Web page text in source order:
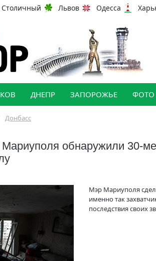
Столичный Львов Одесса
ДНЕПР ЗАПОРОЖЬЕ ФОТО
Донбасс
обнаружили 30-
Мэр Мариуполя
именно так
последствия своих